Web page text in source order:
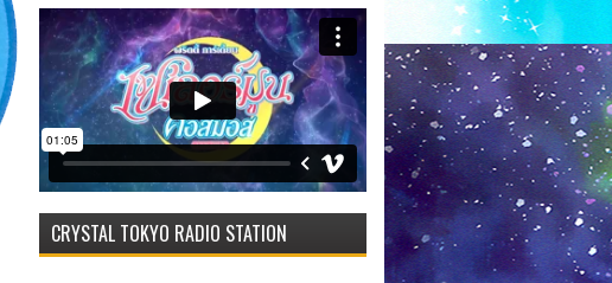
CRYSTAL TOKYO RADIO STATION